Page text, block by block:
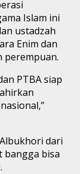
Islam ini
ustadzah
Enim dan
perempuan.
PTBA siap
dari
bangga bisa